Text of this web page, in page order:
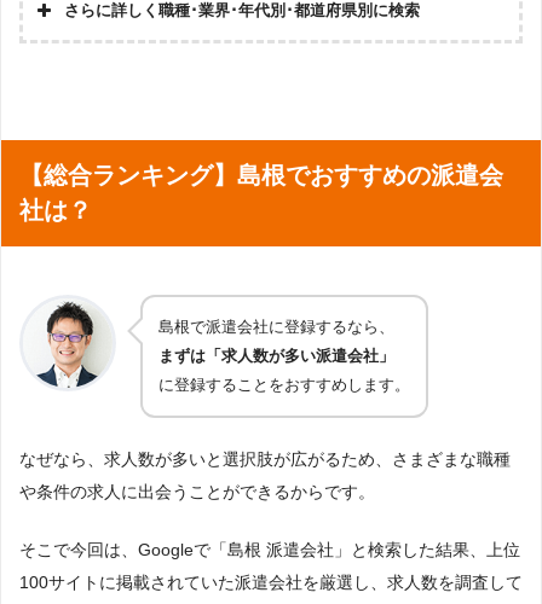
さらに詳しく職種･業界･年代別･都道府県別に検索
企業受付
マネキン
ライブスタッフ・コンサートスタッフ・イベントスタ
ッフ
webデザイナー ゲーム開発
クリエイター（クリエイティブ系）
【総合ランキング】島根でおすすめの派遣会
社は？
島根で派遣会社に登録するなら、
まずは「求人数が多い派遣会社」
に登録することをおすすめします。
なぜなら、求人数が多いと選択肢が広がるため、さまざまな職種
や条件の求人に出会うことができるからです。
そこで今回は、Googleで「島根 派遣会社」と検索した結果、上位
100サイトに掲載されていた派遣会社を厳選し、求人数を調査して